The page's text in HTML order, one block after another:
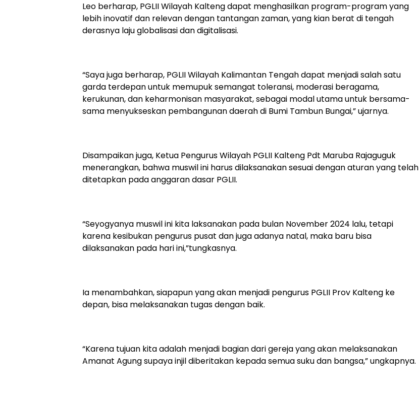
Leo berharap, PGLII Wilayah Kalteng dapat menghasilkan program-program yang
lebih inovatif dan relevan dengan tantangan zaman, yang kian berat di tengah
derasnya laju globalisasi dan digitalisasi.
“Saya juga berharap, PGLII Wilayah Kalimantan Tengah dapat menjadi salah satu
garda terdepan untuk memupuk semangat toleransi, moderasi beragama,
kerukunan, dan keharmonisan masyarakat, sebagai modal utama untuk bersama-
sama menyukseskan pembangunan daerah di Bumi Tambun Bungai,” ujarnya.
Disampaikan juga, Ketua Pengurus Wilayah PGLII Kalteng Pdt Maruba Rajaguguk
menerangkan, bahwa muswil ini harus dilaksanakan sesuai dengan aturan yang telah
ditetapkan pada anggaran dasar PGLII.
“Seyogyanya muswil ini kita laksanakan pada bulan November 2024 lalu, tetapi
karena kesibukan pengurus pusat dan juga adanya natal, maka baru bisa
dilaksanakan pada hari ini,”tungkasnya.
Ia menambahkan, siapapun yang akan menjadi pengurus PGLII Prov Kalteng ke
depan, bisa melaksanakan tugas dengan baik.
“Karena tujuan kita adalah menjadi bagian dari gereja yang akan melaksanakan
Amanat Agung supaya injil diberitakan kepada semua suku dan bangsa,” ungkapnya.